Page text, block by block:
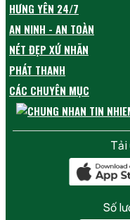
HƯNG YÊN 24/7
AN NINH - AN TOÀN
NÉT ĐẸP XỨ NHÃN
PHÁT THANH
CÁC CHUYÊN MỤC
Tải
Số